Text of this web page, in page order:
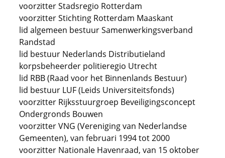
voorzitter Stadsregio Rotterdam
voorzitter Stichting Rotterdam Maaskant
lid algemeen bestuur Samenwerkingsverband
Randstad
lid bestuur Nederlands Distributieland
korpsbeheerder politieregio Utrecht
lid RBB (Raad voor het Binnenlands Bestuur)
lid bestuur LUF (Leids Universiteitsfonds)
voorzitter Rijksstuurgroep Beveiligingsconcept
Ondergronds Bouwen
voorzitter VNG (Vereniging van Nederlandse
Gemeenten), van februari 1994 tot 2000
voorzitter Nationale Havenraad, van 15 oktober